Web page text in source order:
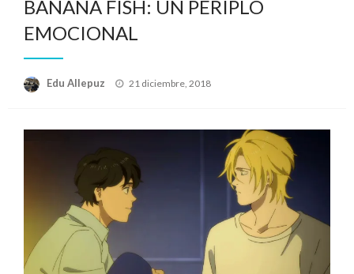
BANANA FISH: UN PERIPLO
EMOCIONAL
Edu Allepuz
Publicado
21 diciembre, 2018